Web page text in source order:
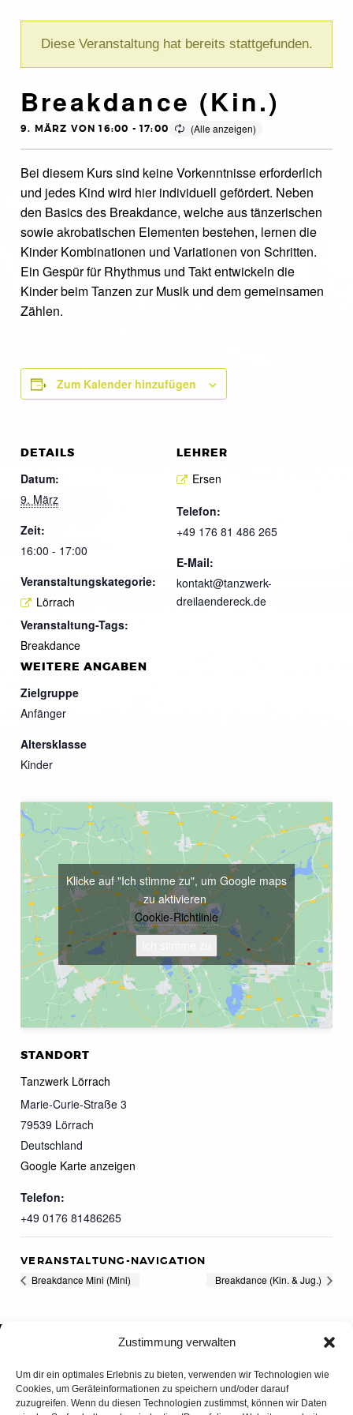
Zustimmung verwalten
Um dir ein optimales Erlebnis zu bieten, verwenden wir Technologien wie
Cookies, um Geräteinformationen zu speichern und/oder darauf
zuzugreifen. Wenn du diesen Technologien zustimmst, können wir Daten
Diese Veranstaltung hat bereits stattgefunden.
Breakdance (Kin.)
9. MÄRZ VON 16:00 -17:00
Bei diesem Kurs sind keine Vorkenntnisse erforderlich
und jedes Kind wird hier individuell gefördert. Neben
den Basics des Breakdance, welche aus tänzerischen
sowie akrobatischen Elementen bestehen, lernen die
Kinder Kombinationen und Variationen von Schritten.
Ein Gespür für Rhythmus und Takt entwickeln die
Kinder beim Tanzen zur Musik und dem gemeinsamen
Zählen.
Zum Kalender hinzufügen
DETAILS
Datum:
9. März
Zeit:
16:00 - 17:00
Veranstaltungskategorie:
Lörrach
Veranstaltung-Tags:
Breakdance
LEHRER
Ersen
Telefon:
+49 176 81 486 265
E-Mail:
kontakt@tanzwerk-
dreilaendereck.de
WEITERE ANGABEN
Zielgruppe
Anfänger
Altersklasse
Kinder
STANDORT
Tanzwerk Lörrach
Marie-Curie-Straße 3
79539 Lörrach
Deutschland
Google Karte anzeigen
Telefon:
+49 0176 81486265
Klicke auf "Ich stimme zu", um Google maps
zu aktivieren
Cookie-Richtlinie
VERANSTALTUNG-NAVIGATION
Breakdance Mini (Mini) Breakdance (Kin. & Jug.)